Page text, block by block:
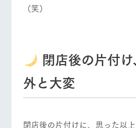
（笑）
閉店後の片付
外と大変
閉店後の片付けに、思った以